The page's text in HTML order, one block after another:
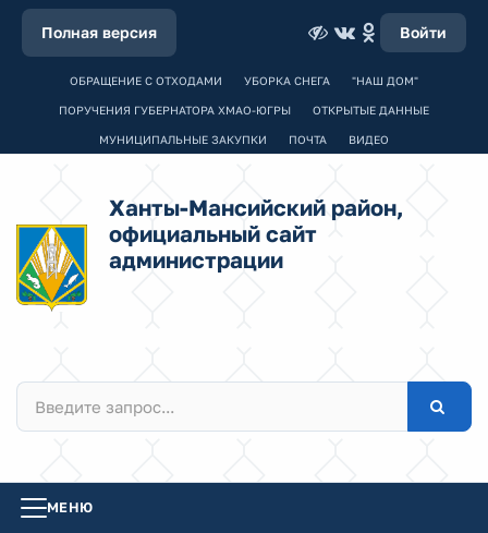
Полная версия Войти
ОБРАЩЕНИЕ С ОТХОДАМИ УБОРКА СНЕГА "НАШ ДОМ"
ПОРУЧЕНИЯ ГУБЕРНАТОРА ХМАО-ЮГРЫ ОТКРЫТЫЕ ДАННЫЕ
МУНИЦИПАЛЬНЫЕ ЗАКУПКИ ПОЧТА ВИДЕО
Ханты-Мансийский район,
официальный сайт
администрации
МЕНЮ